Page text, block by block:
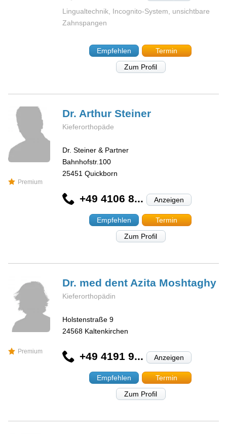
Lingualtechnik, Incognito-System, unsichtbare
Zahnspangen
Empfehlen
Termin
Zum Profil
Premium
Dr. ArthurSteiner
Kieferorthopäde
Dr. Steiner & Partner
Bahnhofstr.100
25451 Quickborn
+49 4106 8... Anzeigen
Empfehlen
Termin
Zum Profil
Premium
Dr. med dent Azita Moshtaghy
Kieferorthopädin
Holstenstraße 9
24568 Kaltenkirchen
+49 4191 9... Anzeigen
Empfehlen
Termin
Zum Profil